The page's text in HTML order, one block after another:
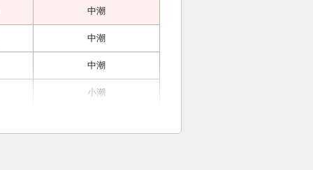
中潮
中潮
中潮
小潮